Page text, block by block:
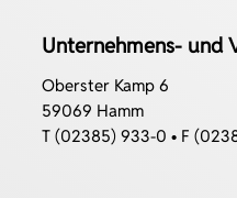
Unternehmens- und
Oberster Kamp 6
59069 Hamm
T (02385) 933-0 • F